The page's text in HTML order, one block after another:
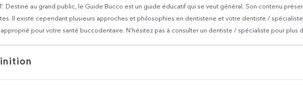
Destiné au grand public, le Guide Bücco est un guide éducatif qui se veut général. Son contenu
Il existe cependant plusieurs approches et philosophies en dentisterie et votre dentiste / spécialiste
pour votre santé buccodentaire. N’hésitez pas à consulter un dentiste / spécialiste pour plus